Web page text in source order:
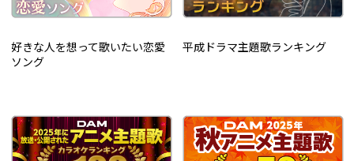
好きな人を想って歌いたい恋愛
ソング
平成ドラマ主題歌ランキング